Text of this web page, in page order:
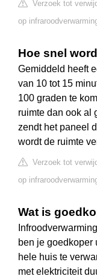
Verzoek tot
op
Hoe snel
Gemiddeld heeft
van 10 tot 15
100 graden te
ruimte dan ook al
zendt het paneel
wordt de ruimte
Verzoek tot
op
Wat is
ben je goedkoper
hele huis te
met elektriciteit